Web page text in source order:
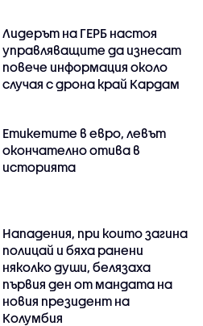
Лидерът на ГЕРБ настоя
управляващите да изнесат
повече информация около
случая с дрона край Кардам
Етикетите в евро, левът
окончателно отива в
историята
Нападения, при които загина
полицай и бяха ранени
няколко души, белязаха
първия ден от мандата на
новия президент на
Колумбия